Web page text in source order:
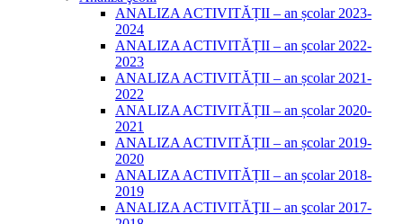
ANALIZA ACTIVITĂȚII – an școlar 2023-
2024
ANALIZA ACTIVITĂȚII – an școlar 2022-
2023
ANALIZA ACTIVITĂȚII – an școlar 2021-
2022
ANALIZA ACTIVITĂȚII – an școlar 2020-
2021
ANALIZA ACTIVITĂȚII – an școlar 2019-
2020
ANALIZA ACTIVITĂȚII – an școlar 2018-
2019
ANALIZA ACTIVITĂŢII – an şcolar 2017-